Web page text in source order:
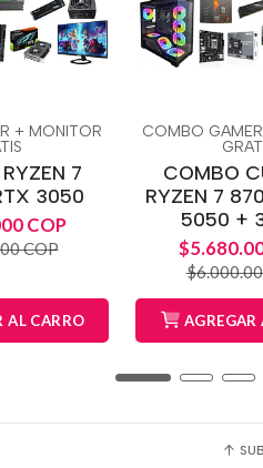
+ MONITOR
7
3050
COP
COP
AL CARRO
COMBO
COMBO
RYZEN 7
5050 +
AGREGAR